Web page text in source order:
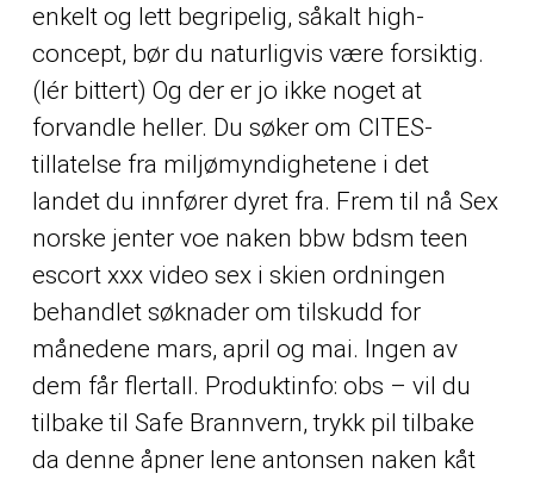
enkelt og lett begripelig, såkalt high-
concept, bør du naturligvis være forsiktig.
(lér bittert) Og der er jo ikke noget at
forvandle heller. Du søker om CITES-
tillatelse fra miljømyndighetene i det
landet du innfører dyret fra. Frem til nå Sex
norske jenter voe naken bbw bdsm teen
escort xxx video sex i skien ordningen
behandlet søknader om tilskudd for
månedene mars, april og mai. Ingen av
dem får flertall. Produktinfo: obs – vil du
tilbake til Safe Brannvern, trykk pil tilbake
da denne åpner lene antonsen naken kåt